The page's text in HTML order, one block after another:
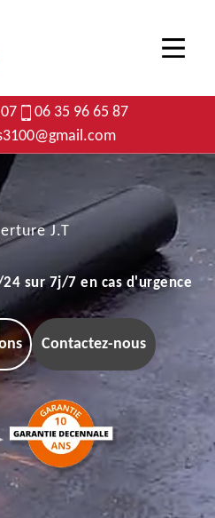
06 35 96 65 87
J.T
sur 7j/7 en cas d'urgence
Contactez-nous